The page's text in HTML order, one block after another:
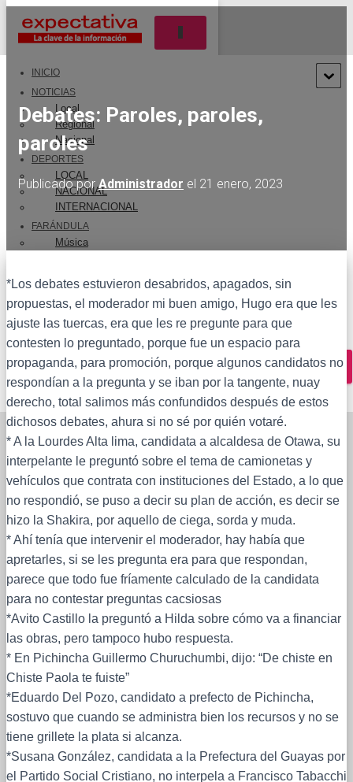
INICIO
NOTICIAS
Local
Regional
Nacional
DEPORTES
LOCAL
NACIONAL
INTERNACIONAL
FARÁNDULA
Música
Talento Nacional
ENTREVISTAS
CONTACTO
Buscar:
Buscar …
Debates: Paroles, paroles,
paroles
Publicado porAdministrador el 21 enero, 2023
*Los debates estuvieron desabridos, apagados, sin
propuestas, el moderador mi buen amigo, Hugo era que les
ajuste las tuercas, era que les re pregunte para que
contesten lo preguntado, porque fue un espacio para
propaganda, para promoción, porque algunos candidatos no
respondían a la pregunta y se iban por la tangente, nuay
derecho, total salimos más confundidos después de estos
dichosos debates, ahura si no sé por quién votaré.
* A la Lourdes Alta lima, candidata a alcaldesa de Otawa, su
interpelante le preguntó sobre el tema de camionetas y
vehículos que contrata con instituciones del Estado, a lo que
no respondió, se puso a decir su plan de acción, es decir se
hizo la Shakira, por aquello de ciega, sorda y muda.
* Ahí tenía que intervenir el moderador, hay había que
apretarles, si se les pregunta era para que respondan,
parece que todo fue fríamente calculado de la candidata
para no contestar preguntas cacsiosas
*Avito Castillo la preguntó a Hilda sobre cómo va a financiar
las obras, pero tampoco hubo respuesta.
* En Pichincha Guillermo Churuchumbi, dijo: “De chiste en
Chiste Paola te fuiste”
*Eduardo Del Pozo, candidato a prefecto de Pichincha,
sostuvo que cuando se administra bien los recursos y no se
tiene grillete la plata si alcanza.
*Susana González, candidata a la Prefectura del Guayas por
el Partido Social Cristiano, no interpela a Francisco Tabacchi